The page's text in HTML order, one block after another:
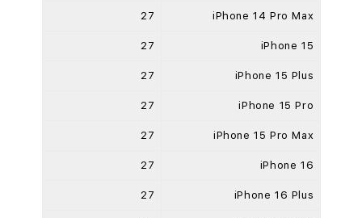
iPhone 14 Pro Max
27
iPhone 15
27
iPhone 15 Plus
27
iPhone 15 Pro
27
iPhone 15 Pro Max
27
iPhone 16
27
iPhone 16 Plus
27